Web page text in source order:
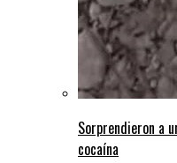
Sorprendieron a
cocaína